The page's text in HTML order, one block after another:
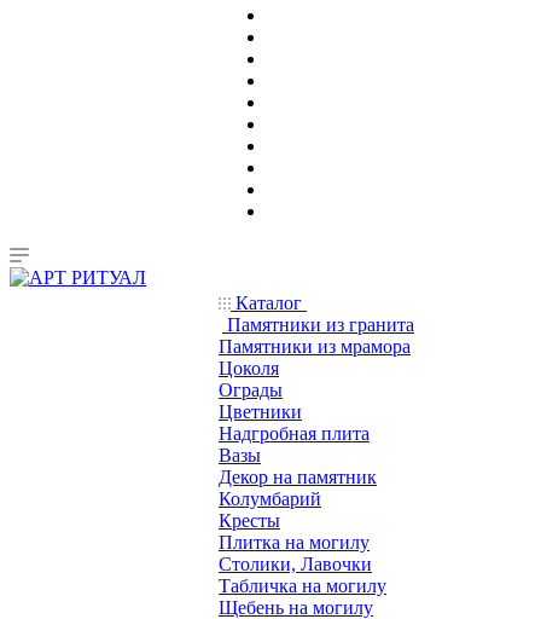
Каталог
Памятники из гранита
Памятники из мрамора
Цоколя
Ограды
Цветники
Надгробная плита
Вазы
Декор на памятник
Колумбарий
Кресты
Плитка на могилу
Столики, Лавочки
Табличка на могилу
Щебень на могилу